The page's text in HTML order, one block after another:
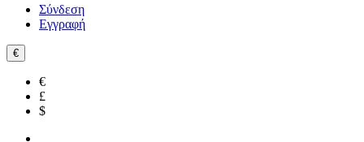
Σύνδεση
Εγγραφή
€
€
£
$